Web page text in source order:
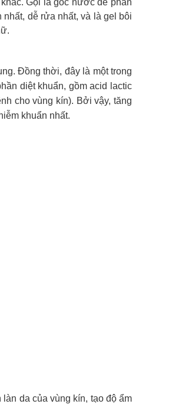
dễ rửa nhất, và là gel bôi
Đồng thời, đây là một trong
diệt khuẩn, gồm acid lactic
cho vùng kín). Bởi vậy, tăng
khuẩn nhất.
da của vùng kín, tạo độ ẩm